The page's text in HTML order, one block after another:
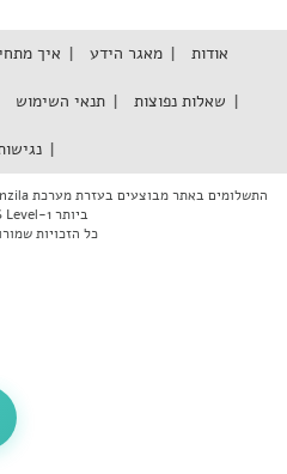
אודות מאגר הידע איך
שאלות נפוצות תנאי השימוש
ביותר PCI DSS Level-1
כל הזכויות שמורות